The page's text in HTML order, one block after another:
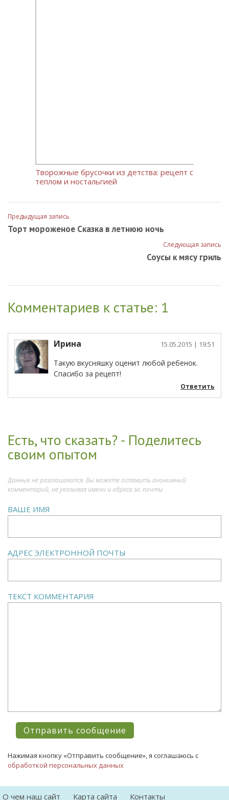
Творожные брусочки из детства: рецепт с
теплом и ностальгией
Предыдущая запись
Торт мороженое Сказка в летнюю ночь
Следующая запись
Соусы к мясу гриль
Комментариев к статье: 1
Ирина 15.05.2015 | 19:51
Такую вкусняшку оценит любой ребенок.
Спасибо за рецепт!
Ответить
Есть, что сказать? - Поделитесь
своим опытом
Данные не разглашаются. Вы можете оставить анонимный
комментарий, не указывая имени и адреса эл. почты
ВАШЕ ИМЯ
АДРЕС ЭЛЕКТРОННОЙ ПОЧТЫ
ТЕКСТ КОММЕНТАРИЯ
Нажимая кнопку «Отправить сообщение», я соглашаюсь с
обработкой персональных данных
О чем наш сайт Карта сайта Контакты